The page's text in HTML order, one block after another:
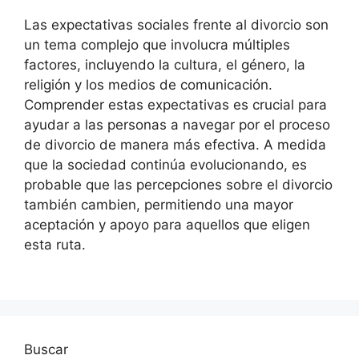
Las expectativas sociales frente al divorcio son
un tema complejo que involucra múltiples
factores, incluyendo la cultura, el género, la
religión y los medios de comunicación.
Comprender estas expectativas es crucial para
ayudar a las personas a navegar por el proceso
de divorcio de manera más efectiva. A medida
que la sociedad continúa evolucionando, es
probable que las percepciones sobre el divorcio
también cambien, permitiendo una mayor
aceptación y apoyo para aquellos que eligen
esta ruta.
Buscar